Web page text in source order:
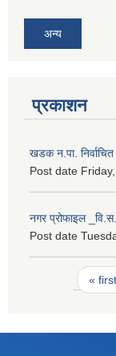
अन्य
प्रकाशन
खडक न.पा.
Post date
नगर प्रोफाइल
Post date
Pages« first